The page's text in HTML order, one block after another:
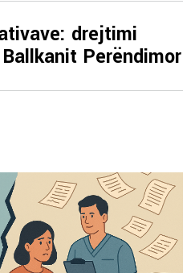
drejtimi
Perëndimor